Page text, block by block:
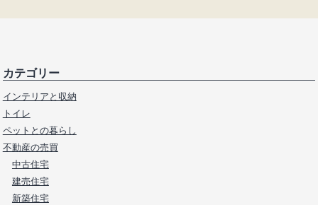
カテゴリー
インテリアと収納
トイレ
ペットとの暮らし
不動産の売買
中古住宅
建売住宅
新築住宅